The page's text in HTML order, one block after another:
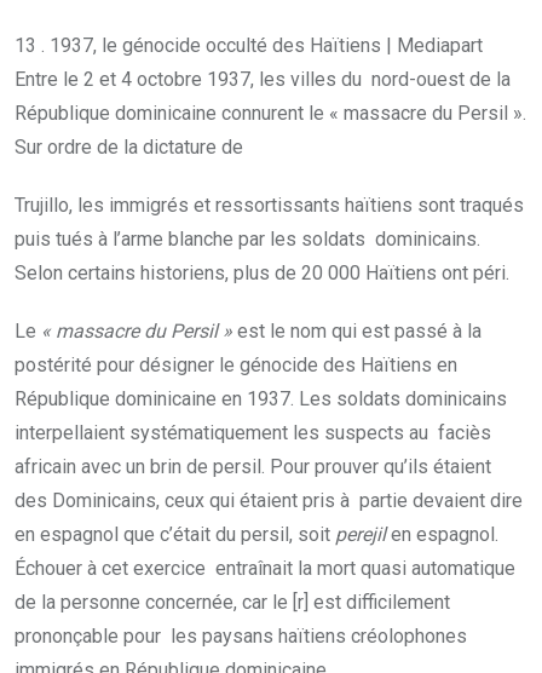
13 . 1937, le génocide occulté des Haïtiens | Mediapart
Entre le 2 et 4 octobre 1937, les villes du nord-ouest de la
République dominicaine connurent le « massacre du Persil ».
Sur ordre de la dictature de
Trujillo, les immigrés et ressortissants haïtiens sont traqués
puis tués à l’arme blanche par les soldats dominicains.
Selon certains historiens, plus de 20 000 Haïtiens ont péri.
Le « massacre du Persil » est le nom qui est passé à la
postérité pour désigner le génocide des Haïtiens en
République dominicaine en 1937. Les soldats dominicains
interpellaient systématiquement les suspects au faciès
africain avec un brin de persil. Pour prouver qu’ils étaient
des Dominicains, ceux qui étaient pris à partie devaient dire
en espagnol que c’était du persil, soit perejilen espagnol.
Échouer à cet exercice entraînait la mort quasi automatique
de la personne concernée, car le [r] est difficilement
prononçable pour les paysans haïtiens créolophones